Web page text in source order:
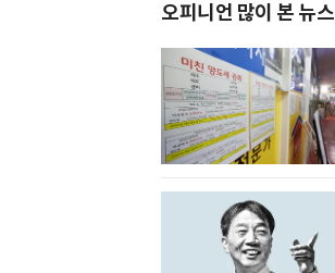
오피니언 많이 본 뉴스